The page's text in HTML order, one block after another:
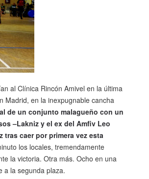
al Clínica Rincón Amivel en la última
Madrid, en la inexpugnable cancha
de un conjunto malagueño con un
–Lakniz y el ex del Amfiv Leo
tras caer por primera vez esta
los locales, tremendamente
la victoria. Otra más. Ocho en una
a la segunda plaza.